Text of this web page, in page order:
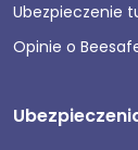
Ubezpieczenie
Opinie o